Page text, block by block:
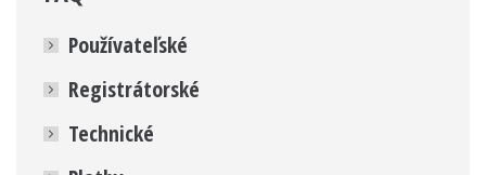
Používateľské
Registrátorské
Technické